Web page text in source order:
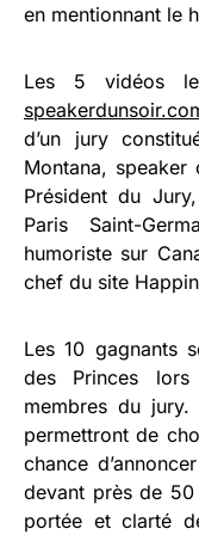
en mentionnant le
Les 5 vidéos
d’un jury
Montana,
Président du
Paris Saint-
humoriste sur
chef du site
Les 10 gagnants
des Princes lors
membres du
permettront de
chance
devant près de 50
portée et clarté